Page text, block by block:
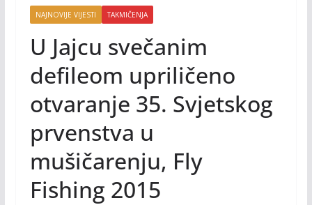
NAJNOVIJE VIJESTI TAKMIČENJA
U Jajcu svečanim
defileom upriličeno
otvaranje 35. Svjetskog
prvenstva u
mušičarenju, Fly
Fishing 2015